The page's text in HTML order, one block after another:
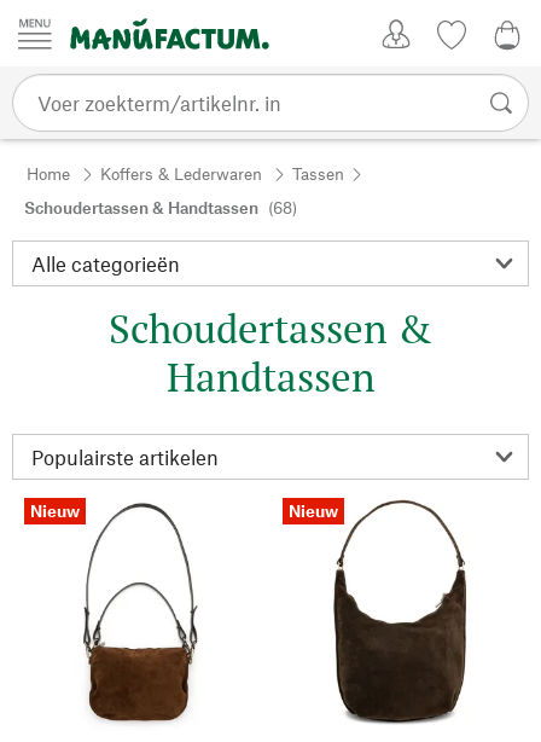
Passer au contenu
Home Koffers & Lederwaren
Tassen
Schoudertassen & Handtassen (68)
Schoudertassen &
Handtassen
Nieuw Nieuw